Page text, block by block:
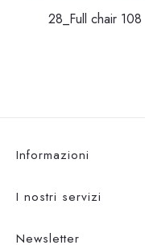
28_Full chair 108
Informazioni
I nostri servizi
Newsletter